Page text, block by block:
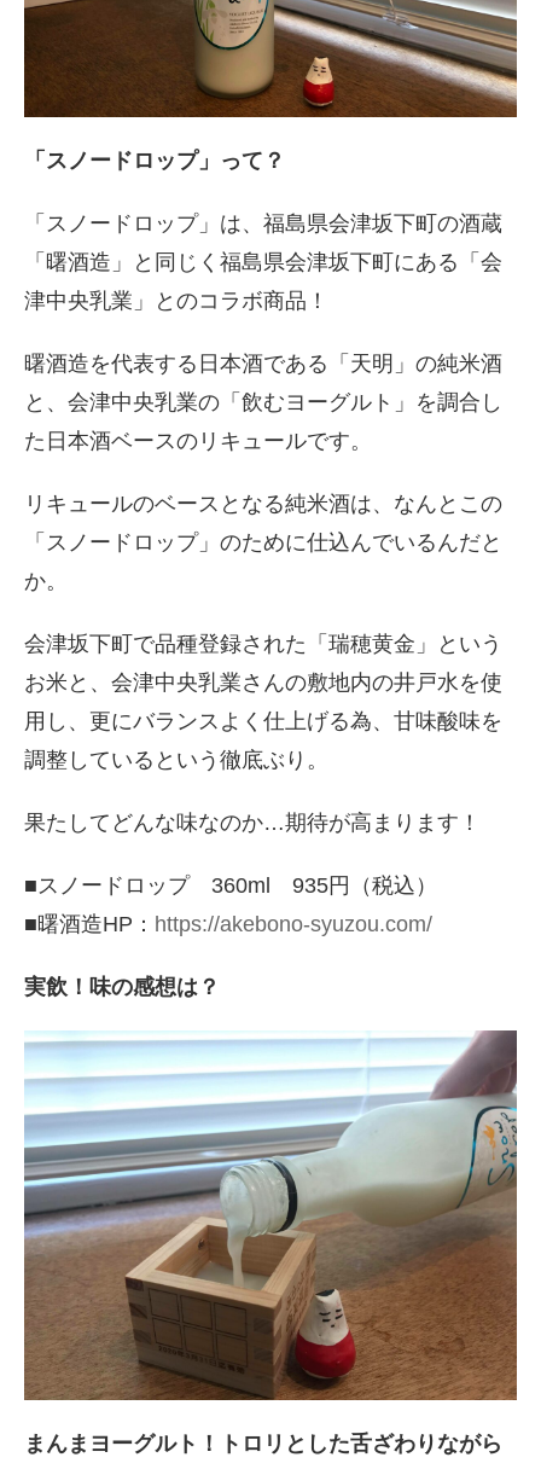
「スノードロップ」って？
「スノードロップ」は、福島県会津坂下町の酒蔵
「曙酒造」と同じく福島県会津坂下町にある「会
津中央乳業」とのコラボ商品！
曙酒造を代表する日本酒である「天明」の純米酒
と、会津中央乳業の「飲むヨーグルト」を調合し
た日本酒ベースのリキュールです。
リキュールのベースとなる純米酒は、なんとこの
「スノードロップ」のために仕込んでいるんだと
か。
会津坂下町で品種登録された「瑞穂黄金」という
お米と、会津中央乳業さんの敷地内の井戸水を使
用し、更にバランスよく仕上げる為、甘味酸味を
調整しているという徹底ぶり。
果たしてどんな味なのか…期待が高まります！
■スノードロップ 360ml 935円（税込）
■曙酒造HP： https://akebono-syuzou.com/
実飲！味の感想は？
まんまヨーグルト！トロリとした舌ざわりながら